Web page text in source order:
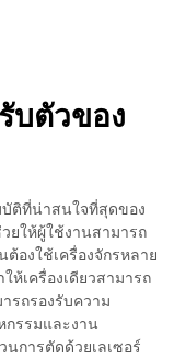
บตัวของ
ติที่น่าสนใจที่สุดของ
ยให้ผู้ใช้งานสามารถ
องใช้เครื่องจักรหลาย
ห้เครื่องเดียวสามารถ
รถรองรับความ
กรรมและงาน
การตัดด้วยเลเซอร์